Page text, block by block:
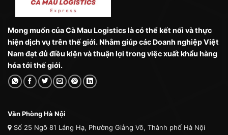
Mong muốn của Cà Mau Logistics là có thể kết nối và thực
hiện dịch vụ trên thế giới. Nhằm giúp các Doanh nghiệp Việt
Nam đạt đủ điều kiện và thuận lợi trong việc xuất khẩu hàng
hóa tới thế giới.
Văn Phòng Hà Nội
Số 25 Ngõ 81 Láng Hạ, Phường Giảng Võ, Thành phố Hà Nội